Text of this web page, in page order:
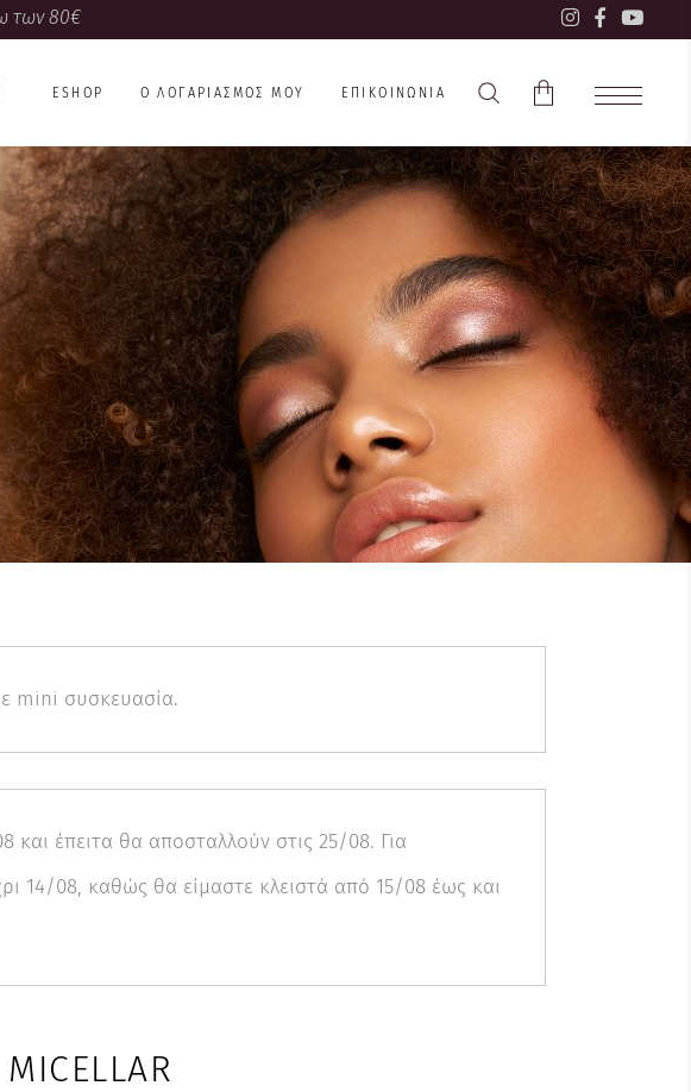
των 80€
ESHOP Ο ΛΟΓΑΡΙΑΣΜΌΣ ΜΟΥ ΕΠΙΚΟΙΝΩΝΊΑ
Το καλάθι είναι άδειο.
mini συσκευασία.
έπειτα θα αποσταλλούν στις 25/08. Για
14/08, καθώς θα είμαστε κλειστά από 15/08 έως και